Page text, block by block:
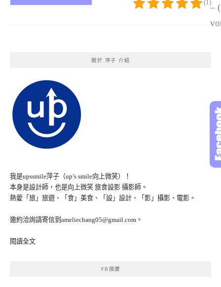
–
(1)
關於 萍子 介紹
我是upssmile萍子（up’s smile向上微笑）！
本身是設計師，也是向上微笑 旅食設影 攝影師。
熱愛「旅」旅遊、「食」美食、「設」設計、「影」攝影、電影。
邀約洽詢請寄信到ameliechang05@gmail.com。
閱讀全文
FB按讚